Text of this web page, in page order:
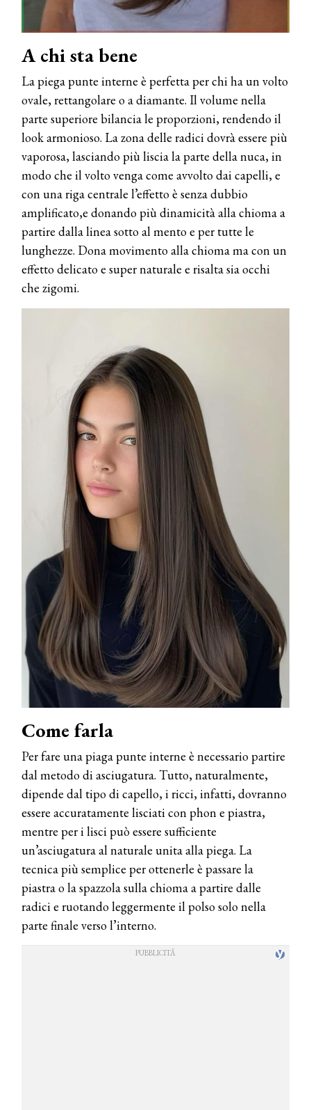
A chi sta bene
La piega punte interne è perfetta per chi ha un volto
ovale, rettangolare o a diamante. Il volume nella
parte superiore bilancia le proporzioni, rendendo il
look armonioso. La zona delle radici dovrà essere più
vaporosa, lasciando più liscia la parte della nuca, in
modo che il volto venga come avvolto dai capelli, e
con una riga centrale l’effetto è senza dubbio
amplificato,e donando più dinamicità alla chioma a
partire dalla linea sotto al mento e per tutte le
lunghezze. Dona movimento alla chioma ma con un
effetto delicato e super naturale e risalta sia occhi
che zigomi.
Come farla
Per fare una piaga punte interne è necessario partire
dal metodo di asciugatura. Tutto, naturalmente,
dipende dal tipo di capello, i ricci, infatti, dovranno
essere accuratamente lisciati con phon e piastra,
mentre per i lisci può essere sufficiente
un’asciugatura al naturale unita alla piega. La
tecnica più semplice per ottenerle è passare la
piastra o la spazzola sulla chioma a partire dalle
radici e ruotando leggermente il polso solo nella
parte finale verso l’interno.